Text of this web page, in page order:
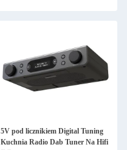
5V pod licznikiem Digital Tuning
Kuchnia Radio Dab Tuner Na Hifi